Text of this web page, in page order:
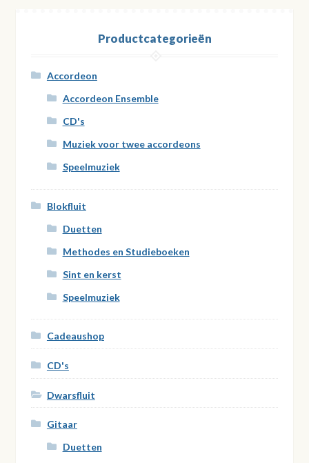
Productcategorieën
Accordeon
Accordeon Ensemble
CD's
Muziek voor twee accordeons
Speelmuziek
Blokfluit
Duetten
Methodes en Studieboeken
Sint en kerst
Speelmuziek
Cadeaushop
CD's
Dwarsfluit
Gitaar
Duetten